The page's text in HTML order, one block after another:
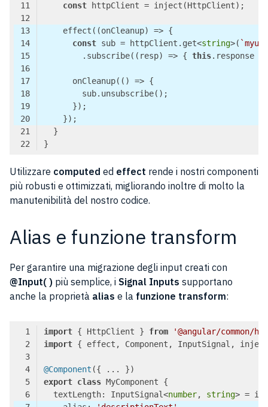
const
    effect(
(onCleanup) =>
const sub = httpClient.get<string>(
        .subscribe(
( resp) => { this
      onCleanup(
() =>
Utilizzare computed ed effect rende i nostri componenti
più robusti e ottimizzati, migliorando inoltre di molto la
manutenibilità del nostro codice.
Alias e funzione transform
Per garantire una migrazione degli input creati con
@Input( ) più semplice, i Signal Inputs supportano
anche la proprietà alias e la funzione transform:
import { HttpClient } from
'@angular/common/
import { effect, Component, InputSignal,
@Component
export class
  textLength: InputSignal<
number, string> =